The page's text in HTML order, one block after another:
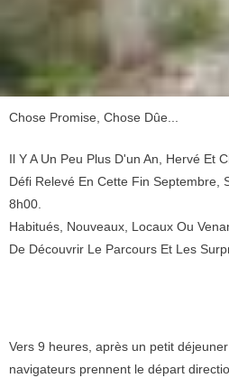
Chose Promise, Chose Dûe...
Il Y A Un Peu Plus D'un An, Hervé Et
Défi Relevé En Cette Fin Septembre,
8h00.
Habitués, Nouveaux, Locaux Ou
De Découvrir Le Parcours Et Les
Vers 9 heures, après un petit
navigateurs prennent le départ